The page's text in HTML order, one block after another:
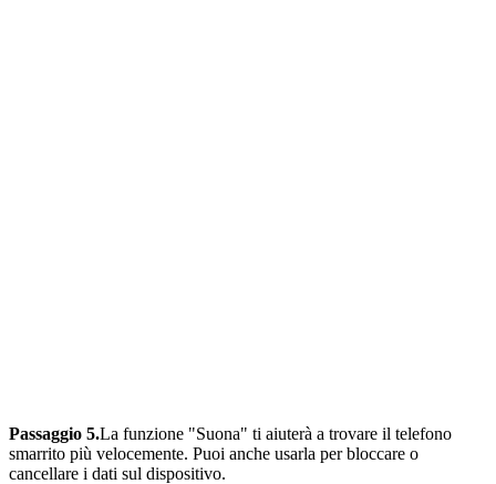
Passaggio 5.La funzione "Suona" ti aiuterà a trovare il telefono
smarrito più velocemente. Puoi anche usarla per bloccare o
cancellare i dati sul dispositivo.